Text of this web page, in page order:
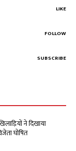
LIKE
FOLLOW
SUBSCRIBE
ने दिखाया
घोषित